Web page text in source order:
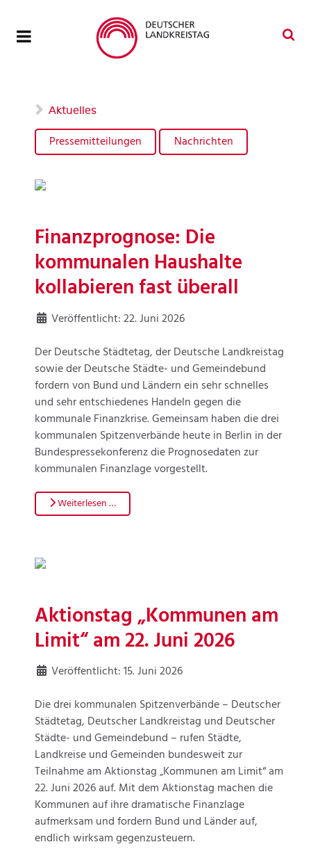
Aktuelles
Pressemitteilungen Nachrichten
Finanzprognose: Die
kommunalen Haushalte
kollabieren fast überall
Veröffentlicht: 22. Juni 2026
Der Deutsche Städtetag, der Deutsche Landkreistag
sowie der Deutsche Städte- und Gemeindebund
fordern von Bund und Ländern ein sehr schnelles
und sehr entschiedenes Handeln gegen die
kommunale Finanzkrise. Gemeinsam haben die drei
kommunalen Spitzenverbände heute in Berlin in der
Bundespressekonferenz die Prognosedaten zur
kommunalen Finanzlage vorgestellt.
Weiterlesen …
Aktionstag „Kommunen am
Limit“ am 22. Juni 2026
Veröffentlicht: 15. Juni 2026
Die drei kommunalen Spitzenverbände – Deutscher
Städtetag, Deutscher Landkreistag und Deutscher
Städte- und Gemeindebund – rufen Städte,
Landkreise und Gemeinden bundesweit zur
Teilnahme am Aktionstag „Kommunen am Limit“ am
22. Juni 2026 auf. Mit dem Aktionstag machen die
Kommunen auf ihre dramatische Finanzlage
aufmerksam und fordern Bund und Länder auf,
endlich wirksam gegenzusteuern.